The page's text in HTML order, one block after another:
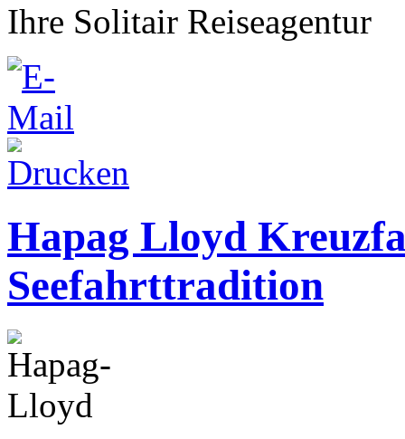
Ihre Solitair Reiseagentur
Hapag Lloyd
Seefahrttradition